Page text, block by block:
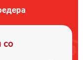
со